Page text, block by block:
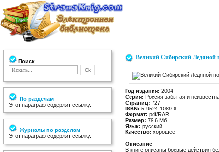
Поиск
По разделам
Этот параграф содержит ссылку.
Журналы по разделам
Этот параграф содержит ссылку.
Великий Сибирский Ледяной
Год издания: 2004
Серия: Россия забытая и
Страниц: 727
ISBN: 5-9524-1089-8
Формат: pdf/RAR
Размер: 79.6 Мб
Язык: русский
Качество: хорошее
Описание
В книге описаны боевые действия